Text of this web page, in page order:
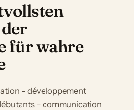
für wahre
– développement
– communication